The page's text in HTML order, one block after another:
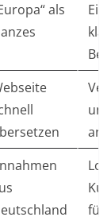
als
Ein